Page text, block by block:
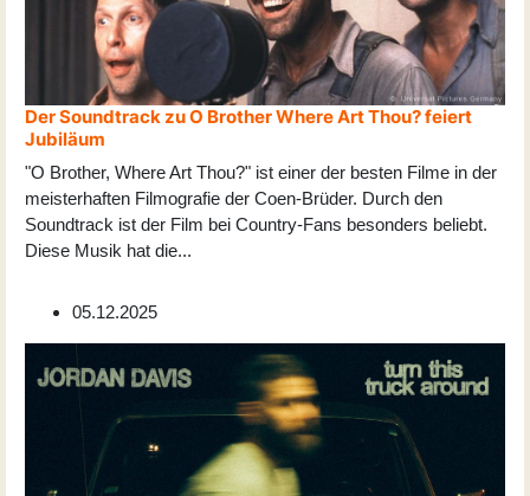
Der Soundtrack zu O Brother Where Art Thou? feiert
Jubiläum
"O Brother, Where Art Thou?" ist einer der besten Filme in der
meisterhaften Filmografie der Coen-Brüder. Durch den
Soundtrack ist der Film bei Country-Fans besonders beliebt.
Diese Musik hat die...
05.12.2025